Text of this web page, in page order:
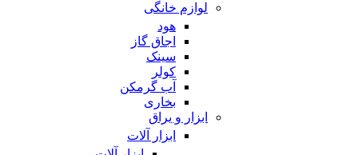
لوازم خانگی
هود
اجاق گاز
سینک
کولر
آب گرمکن
بخاری
ابزار و یراق
ابزار آلات